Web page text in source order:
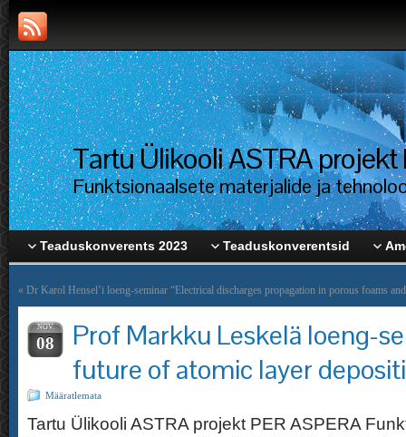
Tartu Ülikooli ASTRA projekt
Funktsionaalsete materjalide ja
Teaduskonverents 2023 Teaduskonverentsid
« Dr Karol Hensel’i loeng-seminar “Electrical discharges propagation in porous foams
NOV.
08
Prof Markku Leskelä loeng-
future of atomic layer
Määratlemata
Tartu Ülikooli ASTRA projekt PER ASPERA